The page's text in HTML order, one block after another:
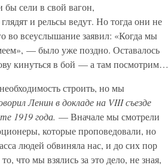
бы сели в свой вагон,
и рельсы ведут. Но тогда они не
во всеуслышание заявил: «Когда мы
— было уже поздно. Оставалось
кинуться в бой — а там посмотрим…
строить, но мы
Ленин в докладе на VIII съезде
1919 года. — Вначале мы смотрели
которые проповедовали, но
людей обвиняла нас, и до сих пор
что мы взялись за это дело, не зная,